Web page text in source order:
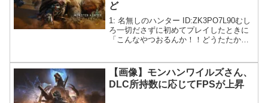
ど
1: 名無しのハンター ID:ZK3PO7L90むし
ろ一切ださずに初めてプレイしたときに
「こんなやつおるんか！！どうたたかう
いしか未発表モンスター残ってないんだ
が
【画像】モンハンワイルズさん、
DLC所持数に応じてFPSが上昇